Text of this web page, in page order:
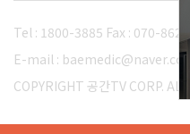
Tel : 1800-3885 Fax : 070-
E-mail : baemedic@naver.com
COPYRIGHT 공간TV CORP.